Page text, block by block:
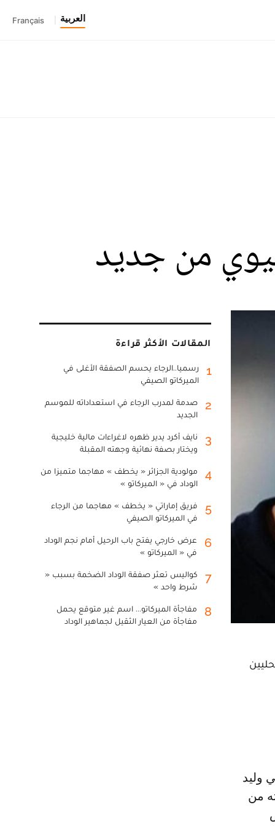
العربية Français
من جديد
من
المقالات الأكثر قراءة
1
رسميا..الرجاء يحسم الصفقة الأغلى في
الميركاتو الصيفي
2
صدمة لمدرب الرجاء في استعداداته للموسم
الجديد
3
نايف أكرد يدير ظهره لاغراءات مالية خليجية
ويختار بصفة نهائية وجهته المقبلة
4
مولودية الجزائر « يخطف » مهاجما متميزا من
الوداد في « الميركاتو »
5
فريق إماراتي « يخطف » مهاجما من الرجاء
في الميركاتو الصيفي
6
عرض خارجي يفتح باب الرحيل أمام نجم الوداد
في « الميركاتو »
7
كواليس تعثر صفقة الوداد الضخمة بسبب «
شرط واحد »
8
مفاجأة الميركاتو... اسم غير متوقع يحمل
مفاجأة من العيار الثقيل لجماهير الوداد